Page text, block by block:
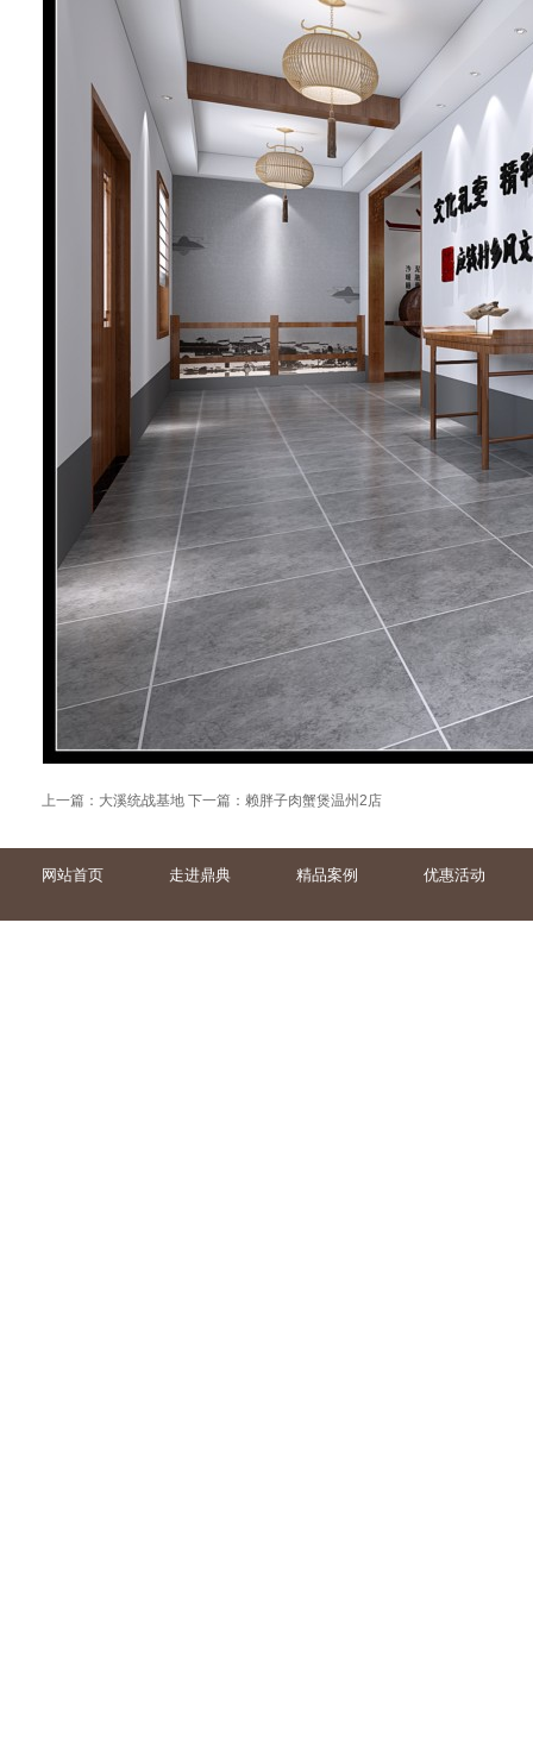
上一篇： 大溪统战基地 下一篇： 赖胖子肉蟹煲温州2店
网站首页 走进鼎典 精品案例 优惠活动